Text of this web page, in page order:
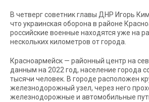
В четверг советник главы ДНР Игорь
что украинская оборона в районе
российские военные находятся уже на
нескольких километров от города.
Красноармейск — районный центр на
данным на 2022 год, население города
тысячи человек. В городе расположен
железнодорожный узел, через него
железнодорожные и автомобильные